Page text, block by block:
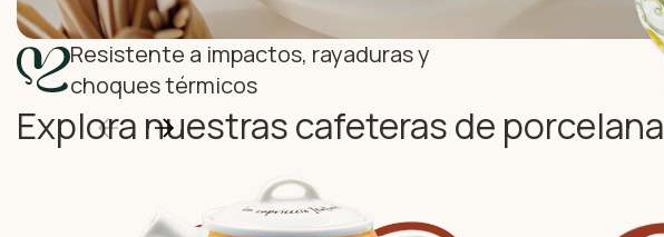
Resistente a impactos, rayaduras y
choques térmicos
Explora nuestras cafeteras de porcelana